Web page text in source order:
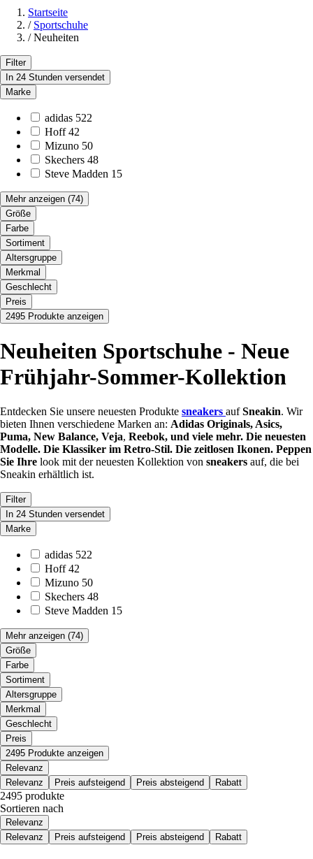
Startseite
/ Sportschuhe
/ Neuheiten
Filter
In 24 Stunden versendet
Marke
adidas 522
Hoff 42
Mizuno 50
Skechers 48
Steve Madden 15
Mehr anzeigen (74)
Größe
Farbe
Sortiment
Altersgruppe
Merkmal
Geschlecht
Preis
2495 Produkte anzeigen
Neuheiten Sportschuhe - Neue
Frühjahr-Sommer-Kollektion
Entdecken Sie unsere neuesten Produkte sneakers aufSneakin. Wir
bieten Ihnen verschiedene Marken an: Adidas Originals, Asics,
Puma, New Balance, Veja, Reebok, und viele mehr. Die neuesten
Modelle. Die Klassiker im Retro-Stil. Die zeitlosen Ikonen. Peppen
Sie Ihre look mit der neuesten Kollektion von sneakers auf, die bei
Sneakin erhältlich ist.
Filter
In 24 Stunden versendet
Marke
adidas 522
Hoff 42
Mizuno 50
Skechers 48
Steve Madden 15
Mehr anzeigen (74)
Größe
Farbe
Sortiment
Altersgruppe
Merkmal
Geschlecht
Preis
2495 Produkte anzeigen
Relevanz
Relevanz
Preis aufsteigend Preis absteigend Rabatt
2495 produkte
Sortieren nach
Relevanz
Relevanz
Preis aufsteigend Preis absteigend Rabatt